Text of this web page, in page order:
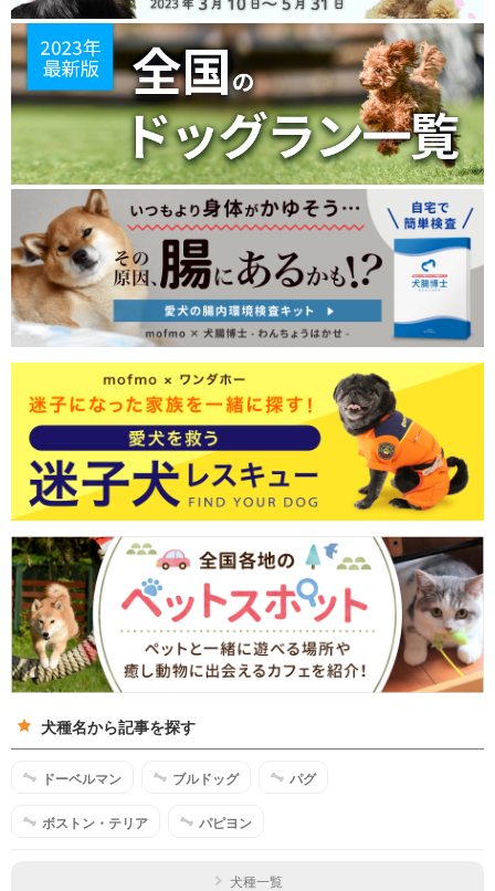
犬種名から記事を探す
ドーベルマン ブルドッグ パグ
ボストン・テリア パピヨン
犬種一覧